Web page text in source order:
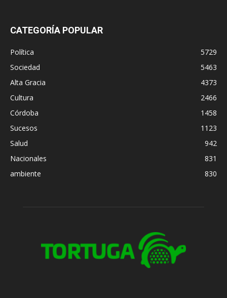
CATEGORÍA POPULAR
Política
5729
Sociedad
5463
Alta Gracia
4373
Cultura
2466
Córdoba
1458
Sucesos
1123
Salud
942
Nacionales
831
ambiente
830